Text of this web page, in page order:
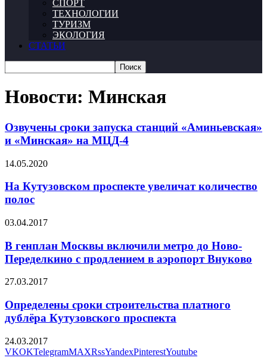
СПОРТ
ТЕХНОЛОГИИ
ТУРИЗМ
ЭКОЛОГИЯ
СТАТЬИ
Новости: Минская
Озвучены сроки запуска станций «Аминьевская»
и «Минская» на МЦД-4
14.05.2020
На Кутузовском проспекте увеличат количество
полос
03.04.2017
В генплан Москвы включили метро до Ново-
Переделкино с продлением в аэропорт Внуково
27.03.2017
Определены сроки строительства платного
дублёра Кутузовского проспекта
24.03.2017
VKOKTelegramMAXRssYandexPinterestYoutube